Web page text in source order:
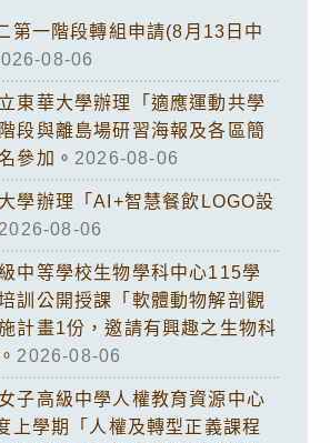
第一階段轉組申請(8月13日中
08-06
東華大學辦理「適應運動共學
段與離島場研習海報及各區簡
參加。 2026-08-06
學辦理「AI+智慧餐飲LOGO設
2026-08-06
中等學校生物學科中心115學
訓公開授課「軟體動物解剖觀
計畫1份，邀請有興趣之生物科
2026-08-06
子高級中學人權教育資源中心
上學期「人權及轉型正義課程